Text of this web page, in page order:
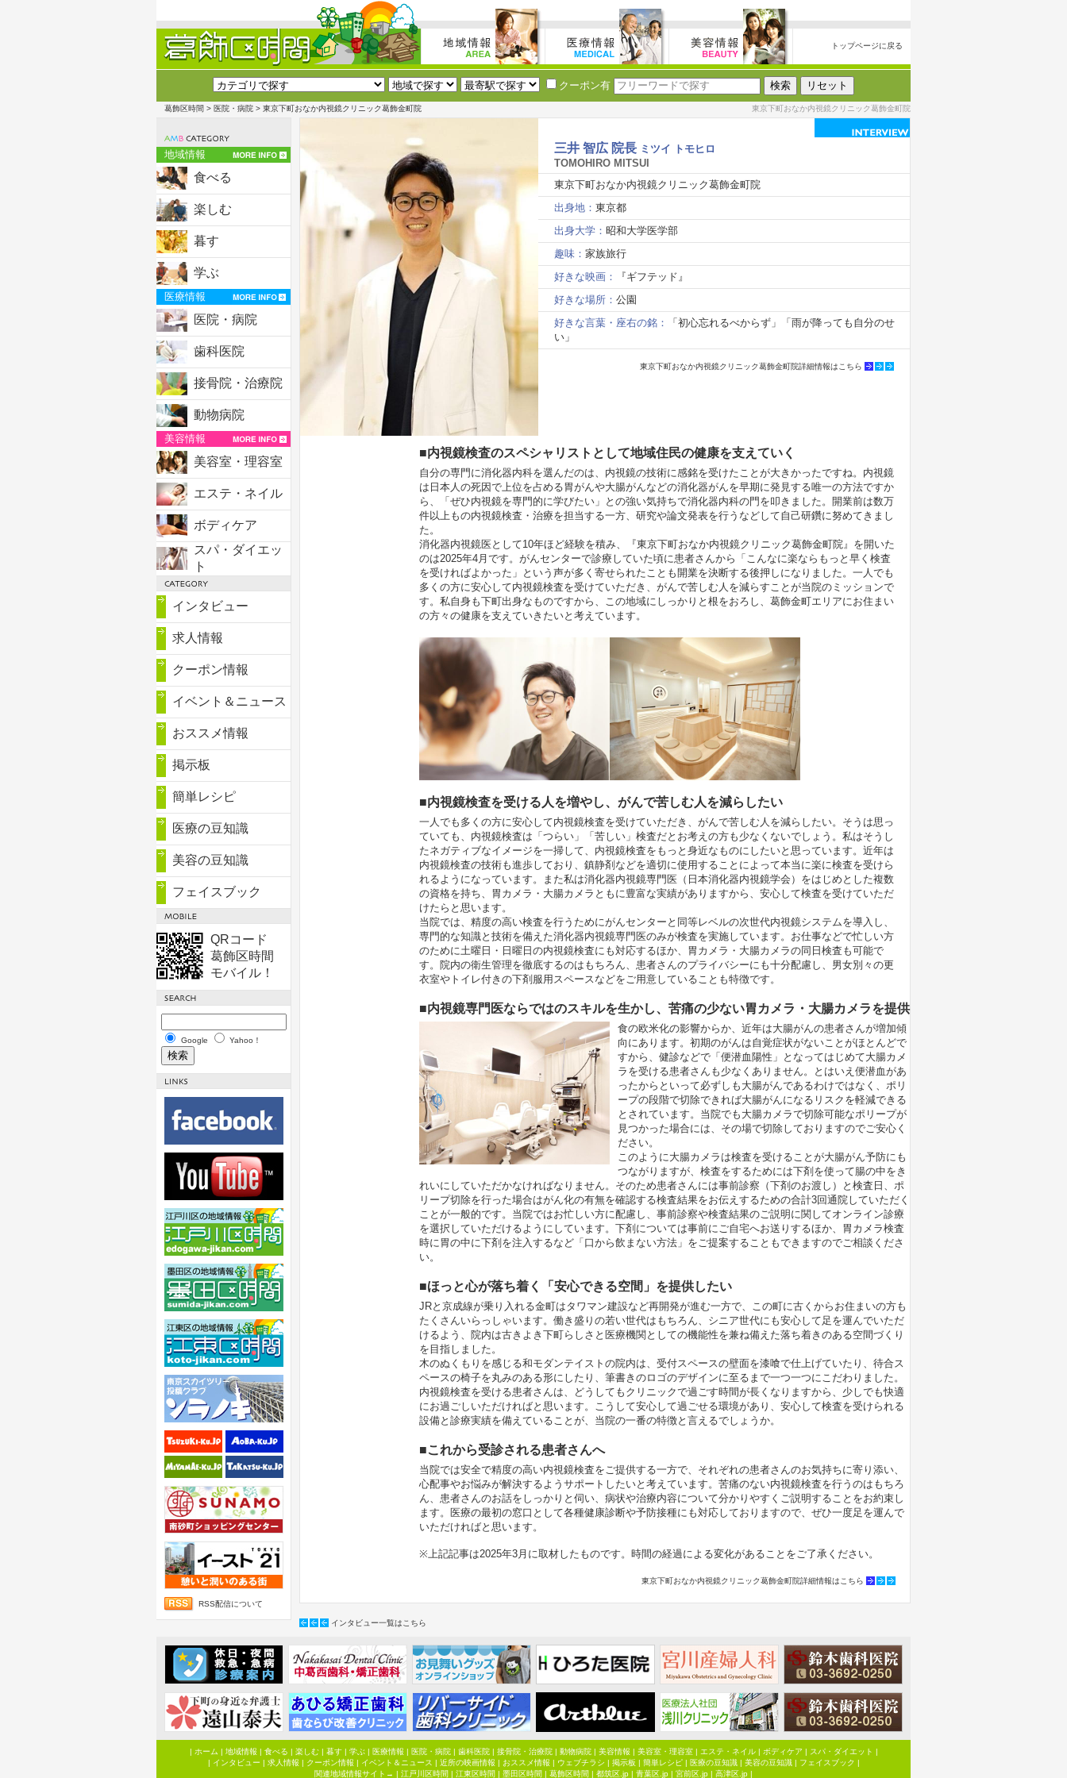
トップページに戻る
クーポン有
葛飾区時間 > 医院・病院 > 東京下町おなか内視鏡クリニック葛飾金町院 東京下町おなか内視鏡クリニック葛飾金町院
地域情報
食べる
楽しむ
暮す
学ぶ
医療情報
医院・病院
歯科医院
接骨院・治療院
動物病院
美容情報
美容室・理容室
エステ・ネイル
ボディケア
スパ・ダイエッ
ト
インタビュー
求人情報
クーポン情報
イベント＆ニュース
おススメ情報
掲示板
簡単レシピ
医療の豆知識
美容の豆知識
フェイスブック
QRコード
葛飾区時間
モバイル！
Google Yahoo！
RSS配信について
三井 智広 院長 ミツイ トモヒロ
TOMOHIRO MITSUI
東京下町おなか内視鏡クリニック葛飾金町院
出身地： 東京都
出身大学： 昭和大学医学部
趣味： 家族旅行
好きな映画：
『ギフテッド』
好きな場所： 公園
好きな言葉・座右の銘：
「初心忘れるべからず」「雨が降っても自分のせ
い」
東京下町おなか内視鏡クリニック葛飾金町院詳細情報はこちら
■内視鏡検査のスペシャリストとして地域住民の健康を支えていく
自分の専門に消化器内科を選んだのは、内視鏡の技術に感銘を受けたことが大きかったですね。内視鏡
は日本人の死因で上位を占める胃がんや大腸がんなどの消化器がんを早期に発見する唯一の方法ですか
ら、「ぜひ内視鏡を専門的に学びたい」との強い気持ちで消化器内科の門を叩きました。開業前は数万
件以上もの内視鏡検査・治療を担当する一方、研究や論文発表を行うなどして自己研鑽に努めてきまし
た。
消化器内視鏡医として10年ほど経験を積み、『東京下町おなか内視鏡クリニック葛飾金町院』を開いた
のは2025年4月です。がんセンターで診療していた頃に患者さんから「こんなに楽ならもっと早く検査
を受ければよかった」という声が多く寄せられたことも開業を決断する後押しになりました。一人でも
多くの方に安心して内視鏡検査を受けていただき、がんで苦しむ人を減らすことが当院のミッションで
す。私自身も下町出身なものですから、この地域にしっかりと根をおろし、葛飾金町エリアにお住まい
の方々の健康を支えていきたいと考えています。
■内視鏡検査を受ける人を増やし、がんで苦しむ人を減らしたい
一人でも多くの方に安心して内視鏡検査を受けていただき、がんで苦しむ人を減らしたい。そうは思っ
ていても、内視鏡検査は「つらい」「苦しい」検査だとお考えの方も少なくないでしょう。私はそうし
たネガティブなイメージを一掃して、内視鏡検査をもっと身近なものにしたいと思っています。近年は
内視鏡検査の技術も進歩しており、鎮静剤などを適切に使用することによって本当に楽に検査を受けら
れるようになっています。また私は消化器内視鏡専門医（日本消化器内視鏡学会）をはじめとした複数
の資格を持ち、胃カメラ・大腸カメラともに豊富な実績がありますから、安心して検査を受けていただ
けたらと思います。
当院では、精度の高い検査を行うためにがんセンターと同等レベルの次世代内視鏡システムを導入し、
専門的な知識と技術を備えた消化器内視鏡専門医のみが検査を実施しています。お仕事などで忙しい方
のために土曜日・日曜日の内視鏡検査にも対応するほか、胃カメラ・大腸カメラの同日検査も可能で
す。院内の衛生管理を徹底するのはもちろん、患者さんのプライバシーにも十分配慮し、男女別々の更
衣室やトイレ付きの下剤服用スペースなどをご用意していることも特徴です。
■内視鏡専門医ならではのスキルを生かし、苦痛の少ない胃カメラ・大腸カメラを提供
食の欧米化の影響からか、近年は大腸がんの患者さんが増加傾
向にあります。初期のがんは自覚症状がないことがほとんどで
すから、健診などで「便潜血陽性」となってはじめて大腸カメ
ラを受ける患者さんも少なくありません。とはいえ便潜血があ
ったからといって必ずしも大腸がんであるわけではなく、ポリ
ープの段階で切除できれば大腸がんになるリスクを軽減できる
とされています。当院でも大腸カメラで切除可能なポリープが
見つかった場合には、その場で切除しておりますのでご安心く
ださい。
このように大腸カメラは検査を受けることが大腸がん予防にも
つながりますが、検査をするためには下剤を使って腸の中をき
れいにしていただかなければなりません。そのため患者さんには事前診察（下剤のお渡し）と検査日、ポ
リープ切除を行った場合はがん化の有無を確認する検査結果をお伝えするための合計3回通院していただく
ことが一般的です。当院ではお忙しい方に配慮し、事前診察や検査結果のご説明に関してオンライン診療
を選択していただけるようにしています。下剤については事前にご自宅へお送りするほか、胃カメラ検査
時に胃の中に下剤を注入するなど「口から飲まない方法」をご提案することもできますのでご相談くださ
い。
■ほっと心が落ち着く「安心できる空間」を提供したい
JRと京成線が乗り入れる金町はタワマン建設など再開発が進む一方で、この町に古くからお住まいの方も
たくさんいらっしゃいます。働き盛りの若い世代はもちろん、シニア世代にも安心して足を運んでいただ
けるよう、院内は古きよき下町らしさと医療機関としての機能性を兼ね備えた落ち着きのある空間づくり
を目指しました。
木のぬくもりを感じる和モダンテイストの院内は、受付スペースの壁面を漆喰で仕上げていたり、待合ス
ペースの椅子を丸みのある形にしたり、筆書きのロゴのデザインに至るまで一つ一つにこだわりました。
内視鏡検査を受ける患者さんは、どうしてもクリニックで過ごす時間が長くなりますから、少しでも快適
にお過ごしいただければと思います。こうして安心して過ごせる環境があり、安心して検査を受けられる
設備と診療実績を備えていることが、当院の一番の特徴と言えるでしょうか。
■これから受診される患者さんへ
当院では安全で精度の高い内視鏡検査をご提供する一方で、それぞれの患者さんのお気持ちに寄り添い、
心配事やお悩みが解決するようサポートしたいと考えています。苦痛のない内視鏡検査を行うのはもちろ
ん、患者さんのお話をしっかりと伺い、病状や治療内容について分かりやすくご説明することをお約束し
ます。医療の最初の窓口として各種健康診断や予防接種にも対応しておりますので、ぜひ一度足を運んで
いただければと思います。
※上記記事は2025年3月に取材したものです。時間の経過による変化があることをご了承ください。
東京下町おなか内視鏡クリニック葛飾金町院詳細情報はこちら
インタビュー一覧はこちら
| ホーム | 地域情報 | 食べる | 楽しむ| 暮す| 学ぶ| 医療情報 | 医院・病院| 歯科医院| 接骨院・治療院| 動物病院| 美容情報 | 美容室・理容室| エステ・ネイル| ボディケア | スパ・ダイエット |
| インタビュー | 求人情報 | クーポン情報 | イベント＆ニュース | 近所の映画情報 | おススメ情報 | ウェブチラシ | 掲示板 | 簡単レシピ| 医療の豆知識| 美容の豆知識| フェイスブック |
関連地域情報サイト→ | 江戸川区時間 | 江東区時間 | 墨田区時間 | 葛飾区時間 | 都筑区.jp | 青葉区.jp | 宮前区.jp | 高津区.jp |